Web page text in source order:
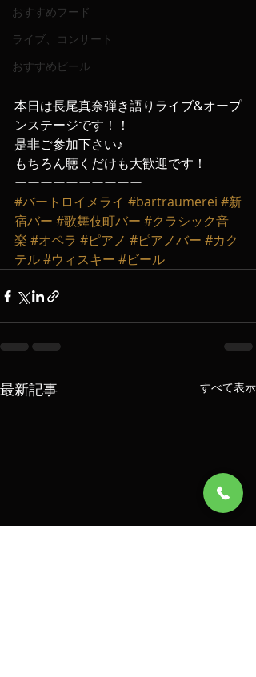
おすすめフード
ライブ、コンサート
おすすめビール
本日は長尾真奈弾き語りライブ&オープ
ンステージです！！
是非ご参加下さい♪
もちろん聴くだけも大歓迎です！
ーーーーーーーーーー
#バートロイメライ #bartraumerei #新
宿バー #歌舞伎町バー #クラシック音
楽 #オペラ #ピアノ #ピアノバー #カク
テル#ウィスキー #ビール
最新記事 すべて表示